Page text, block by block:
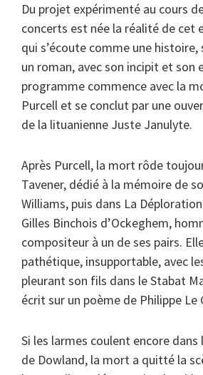
Du projet expérimenté au cours
concerts est née la réalité de cet
qui s’écoute comme une histoire,
un roman, avec son incipit et son
programme commence avec la
Purcell et se conclut par une
de la lituanienne Juste Janulyte.
Après Purcell, la mort rôde
Tavener, dédié à la mémoire de
Williams, puis dans La
Gilles Binchois d’Ockeghem,
compositeur à un de ses pairs.
pathétique, insupportable, avec
pleurant son fils dans le Stabat
écrit sur un poème de Philippe Le
Si les larmes coulent encore dans
de Dowland, la mort a quitté la